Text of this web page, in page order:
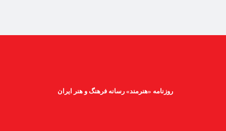
روزنامه «هنرمند» رسانه فرهنگ و هنر ایران